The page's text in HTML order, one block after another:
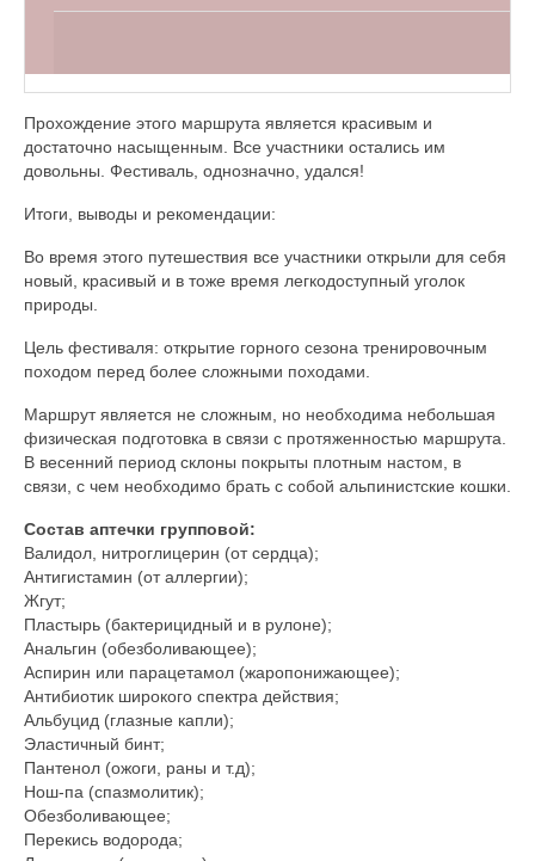
Прохождение этого маршрута является красивым и
достаточно насыщенным. Все участники остались им
довольны. Фестиваль, однозначно, удался!
Итоги, выводы и рекомендации:
Во время этого путешествия все участники открыли для себя
новый, красивый и в тоже время легкодоступный уголок
природы.
Цель фестиваля: открытие горного сезона тренировочным
походом перед более сложными походами.
Маршрут является не сложным, но необходима небольшая
физическая подготовка в связи с протяженностью маршрута.
В весенний период склоны покрыты плотным настом, в
связи, с чем необходимо брать с собой альпинистские кошки.
Состав аптечки групповой:
Валидол, нитроглицерин (от сердца);
Антигистамин (от аллергии);
Жгут;
Пластырь (бактерицидный и в рулоне);
Анальгин (обезболивающее);
Аспирин или парацетамол (жаропонижающее);
Антибиотик широкого спектра действия;
Альбуцид (глазные капли);
Эластичный бинт;
Пантенол (ожоги, раны и т.д);
Нош-па (спазмолитик);
Обезболивающее;
Перекись водорода;